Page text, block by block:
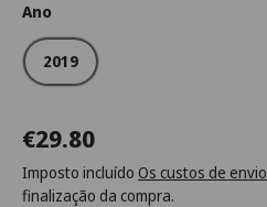
Ano
2019
€29.80
Imposto incluído Os custos de envio
finalização da compra.